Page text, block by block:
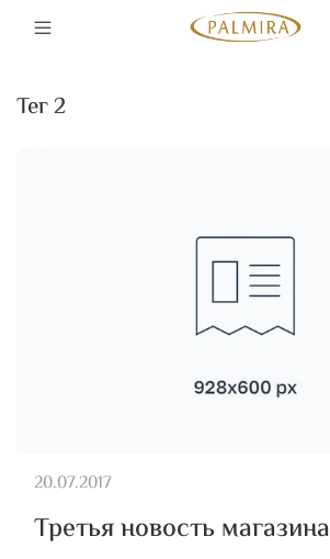
тег 2
Третья новость магазина
20.07.2017